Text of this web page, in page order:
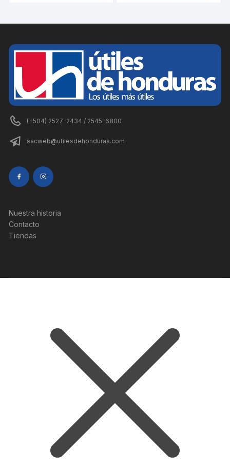
(+504) 2527-2434 / 2545-6800
sacweb@utilesdehonduras.com
Nuestra historia
Contacto
Tiendas